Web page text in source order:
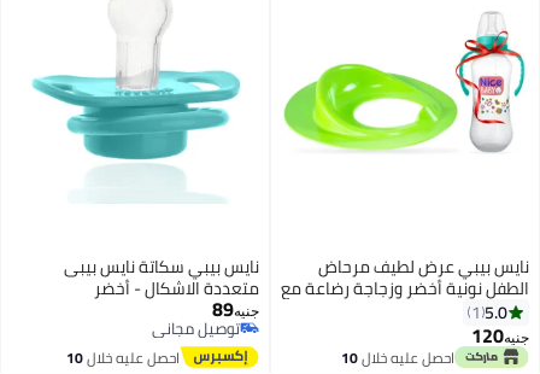
نايس بيبي عرض لطيف مرحاض
الطفل نونية أخضر وزجاجة رضاعة مع
اليد 280 مل هدية خضراء 2 قطعة5.0
1
جنيه120
احصل عليه خلال10
نايس بيبي سكاتة نايس بيبى
متعددة الاشكال - أخضر
جنيه89
توصيل مجاني
توصيل مجانياحصل عليه خلال10